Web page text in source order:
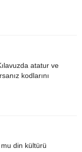
atatur ve
kodlarını
din kültürü